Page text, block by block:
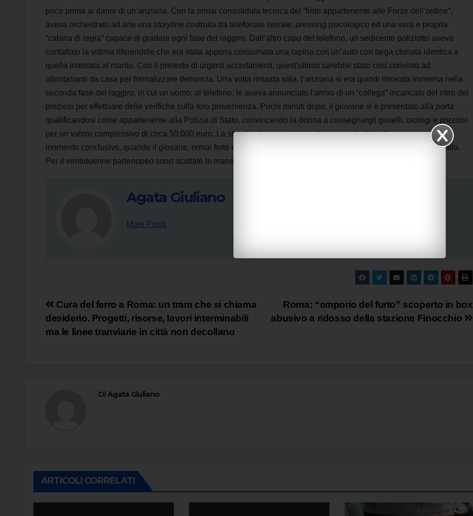
poco prima ai danni di un’anziana. Con la ormai consolidata tecnica del “finto appartenente alle Forze dell’ordine”,
aveva orchestrato ad arte una storyline costruita tra telefonate serrate, pressing psicologico ed una vera e propria
“cabina di regia” capace di guidare ogni fase del raggiro. Dall’altro capo del telefono, un sedicente poliziotto aveva
contattato la vittima riferendole che era stata appena consumata una rapina con un’auto con targa clonata identica a
quella intestata al marito. Con il pretesto di urgenti accertamenti, quest’ultimo sarebbe stato così convinto ad
allontanarsi da casa per formalizzare denuncia. Una volta rimasta sola, l’anziana si era quindi ritrovata immersa nella
seconda fase del raggiro, in cui un uomo, al telefono, le aveva annunciato l’arrivo di un “collega” incaricato del ritiro dei
preziosi per effettuare delle verifiche sulla loro provenienza. Pochi minuti dopo, il giovane si è presentato alla porta
qualificandosi come appartenente alla Polizia di Stato, convincendo la donna a consegnargli gioielli, orologi e preziosi
per un valore complessivo di circa 50.000 euro. La storylineha incontrato, tuttavia, una battuta d’arresto proprio nel
momento conclusivo, quando il giovane, ormai forte del bottino conquistato, è stato intercettato dagli agenti in strada.
Per il ventiduenne partenopeo sono scattate le manette per il reato di truffa aggravata in concorso.
Agata Giuliano
More Posts
Navigazione
articoli
Roma: “emporio del furto” scoperto in box
abusivo a ridosso della stazione Finocchio
Cura del ferro a Roma: un tram che si chiama
desiderio. Progetti, risorse, lavori interminabili
ma le linee tranviarie in città non decollano
Di Agata Giuliano
ARTICOLI CORRELATI